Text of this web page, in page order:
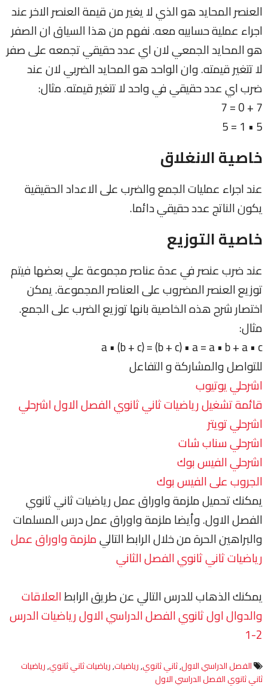
العنصر المحايد هو الذي لا يغير من قيمة العنصر الاخر عند
اجراء عملية حسابيه معه. نفهم من هذا السياق ان الصفر
هو المحايد الجمعي لان اي عدد حقيقي تجمعه على صفر
لا تتغير قيمته. وان الواحد هو المحايد الضربي لان عند
ضرب اي عدد حقيقي في واحد لا تتغير قيمته. مثال:
7 + 0 = 7
5 • 1 = 5
خاصية الانغلاق
عند اجراء عمليات الجمع والضرب على الاعداد الحقيقية
يكون الناتج عدد حقيقي دائما.
خاصية التوزيع
عند ضرب عنصر في عدة عناصر مجموعة علي بعضها فيتم
توزيع العنصر المضروب على العناصر المجموعة. يمكن
اختصار شرح هذه الخاصية بانها توزيع الضرب على الجمع.
مثال:
a • (b + c) = (b + c) • a = a • b + a • c
للتواصل والمشاركة و التفاعل
اشرحلي يوتيوب
قائمة تشغيل رياضيات ثاني ثانوي الفصل الاول اشرحلي
اشرحلي تويتر
اشرحلي سناب شات
اشرحلي الفيس بوك
الجروب على الفيس بوك
يمكنك تحميل ملزمة واوراق عمل رياضيات ثاني ثانوي
الفصل الاول. وأيضا ملزمة واوراق عمل درس المسلمات
والبراهين الحرة من خلال الرابط التاليملزمة واوراق عمل
رياضيات ثاني ثانوي الفصل الثاني
يمكنك الذهاب للدرس التالي عن طريق الرابطالعلاقات
والدوال اول ثانوي الفصل الدراسي الاول رياضيات الدرس
2-1
الفصل الدراسي الاول,ثاني ثانوي,رياضيات,رياضيات ثاني ثانوي,رياضيات
ثاني ثانوي الفصل الدراسي الاول